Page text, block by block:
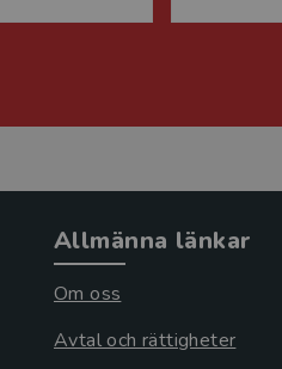
Allmänna länkar
Om oss
Avtal och rättigheter